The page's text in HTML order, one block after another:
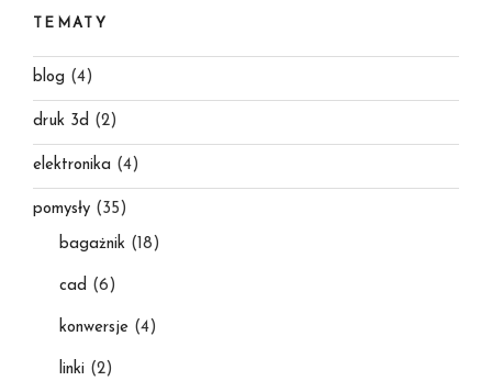
TEMATY
blog (4)
druk 3d (2)
elektronika (4)
pomysły (35)
bagażnik (18)
cad (6)
konwersje (4)
linki (2)